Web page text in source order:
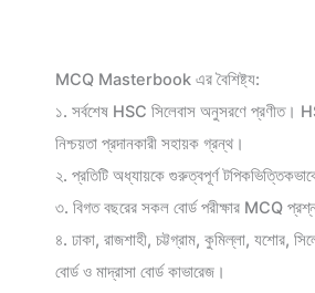
MCQ Masterbook এর বৈশিষ্ট্য:
১. সর্বশেষ HSC সিলেবাস অনুসরণে প্রণীত।
নিশ্চয়তা প্রদানকারী সহায়ক গ্রন্থ।
২. প্রতিটি অধ্যায়কে গুরুত্বপূর্ণ
৩. বিগত বছরের সকল বোর্ড পরীক্ষার MCQ
৪. ঢাকা, রাজশাহী, চট্টগ্রাম, কুমিল্লা, যশোর,
বোর্ড ও মাদ্রাসা বোর্ড কাভারেজ।